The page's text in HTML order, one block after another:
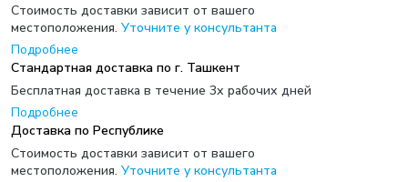
Стоимость доставки зависит от вашего
местоположения. Уточните у консультанта
Подробнее
Стандартная доставка по г. Ташкент
Бесплатная доставка в течение 3х рабочих дней
Подробнее
Доставка по Республике
Стоимость доставки зависит от вашего
местоположения. Уточните у консультанта